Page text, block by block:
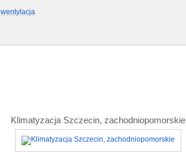
Klimatyzacja Szczecin, zachodniopomorskie